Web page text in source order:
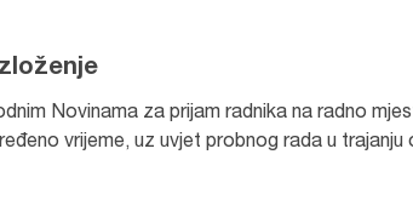
Novinama za prijam radnika na radno
vrijeme, uz uvjet probnog rada u trajanju